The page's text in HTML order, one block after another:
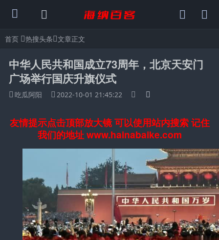
首页 热搜头条 文章正文
中华人民共和国成立73周年，北京天安门
广场举行国庆升旗仪式
吃瓜阿阳 2022-10-01 21:45:22
友情提示点击顶部放大镜 可以使用站内搜索 记住
我们的地址 www.hainabaike.com